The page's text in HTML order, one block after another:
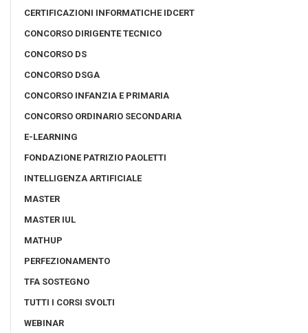
CERTIFICAZIONI INFORMATICHE IDCERT
CONCORSO DIRIGENTE TECNICO
CONCORSO DS
CONCORSO DSGA
CONCORSO INFANZIA E PRIMARIA
CONCORSO ORDINARIO SECONDARIA
E-LEARNING
FONDAZIONE PATRIZIO PAOLETTI
INTELLIGENZA ARTIFICIALE
MASTER
MASTER IUL
MATHUP
PERFEZIONAMENTO
TFA SOSTEGNO
TUTTI I CORSI SVOLTI
WEBINAR